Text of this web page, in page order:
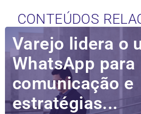
CONTEÚDOS
Varejo lidera o
WhatsApp para
comunicação e
estratégias...